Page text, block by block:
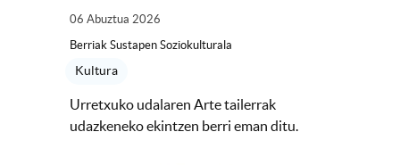
06 Abuztua 2026
Berriak Sustapen Soziokulturala
Kultura
Urretxuko udalaren Arte tailerrak
udazkeneko ekintzen berri eman ditu.